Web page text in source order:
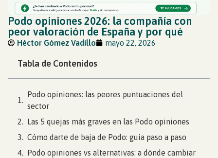
Podo opiniones 2026: la compañía con
peor valoración de España y por qué
Héctor Gómez Vadillo mayo 22, 2026
Tabla de Contenidos
Podo opiniones: las peores puntuaciones del
sector
Las 5 quejas más graves en las Podo opiniones
Cómo darte de baja de Podo: guía paso a paso
Podo opiniones vs alternativas: a dónde cambiar